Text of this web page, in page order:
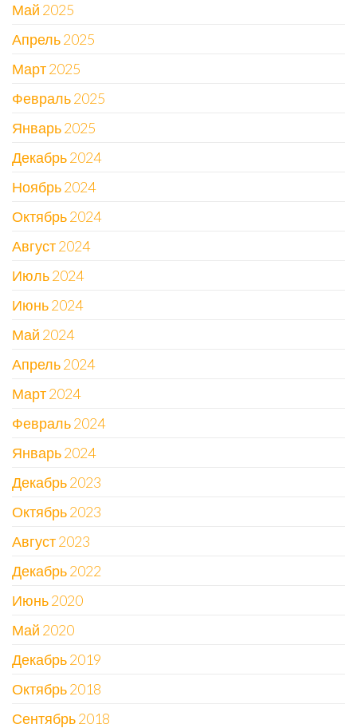
Май 2025
Апрель 2025
Март 2025
Февраль 2025
Январь 2025
Декабрь 2024
Ноябрь 2024
Октябрь 2024
Август 2024
Июль 2024
Июнь 2024
Май 2024
Апрель 2024
Март 2024
Февраль 2024
Январь 2024
Декабрь 2023
Октябрь 2023
Август 2023
Декабрь 2022
Июнь 2020
Май 2020
Декабрь 2019
Октябрь 2018
Сентябрь 2018